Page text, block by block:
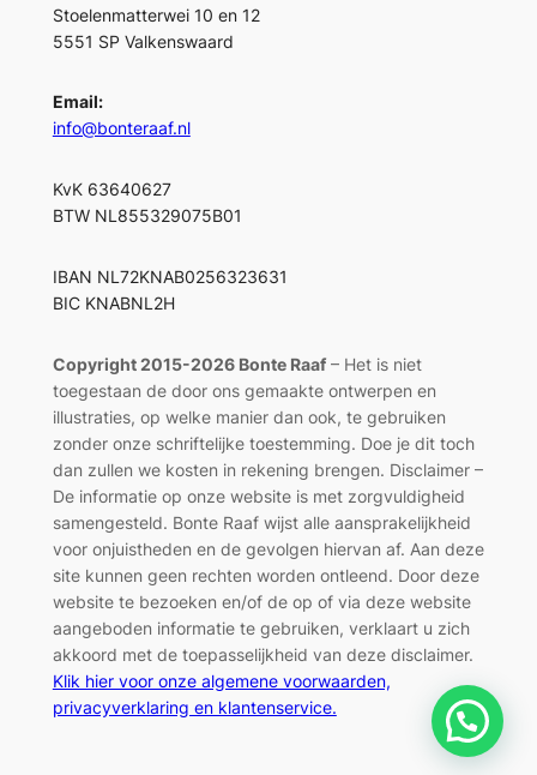
Stoelenmatterwei 10 en 12
5551 SP Valkenswaard
Email:
info@bonteraaf.nl
KvK 63640627
BTW NL855329075B01
IBAN NL72KNAB0256323631
BIC KNABNL2H
Copyright 2015-2026 Bonte Raaf– Het is niet
toegestaan de door ons gemaakte ontwerpen en
illustraties, op welke manier dan ook, te gebruiken
zonder onze schriftelijke toestemming. Doe je dit toch
dan zullen we kosten in rekening brengen. Disclaimer –
De informatie op onze website is met zorgvuldigheid
samengesteld. Bonte Raaf wijst alle aansprakelijkheid
voor onjuistheden en de gevolgen hiervan af. Aan deze
site kunnen geen rechten worden ontleend. Door deze
website te bezoeken en/of de op of via deze website
aangeboden informatie te gebruiken, verklaart u zich
akkoord met de toepasselijkheid van deze disclaimer.
Klik hier voor onze algemene voorwaarden,
privacyverklaring en klantenservice.